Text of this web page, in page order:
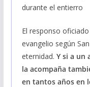
durante el entierro
El responso
evangelio según
eternidad. Y si a un
la acompaña
en tantos años en